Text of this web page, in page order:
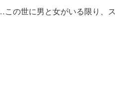
の世に男と女がいる限り、